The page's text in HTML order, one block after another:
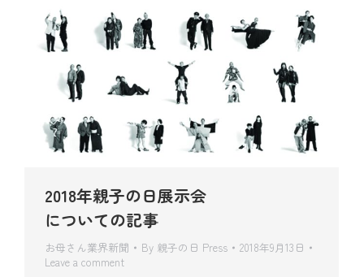
2018年親子の日展示会
についての記事
お母さん業界新聞 By 親子の日 Press
2018年9月13日
Leave a comment